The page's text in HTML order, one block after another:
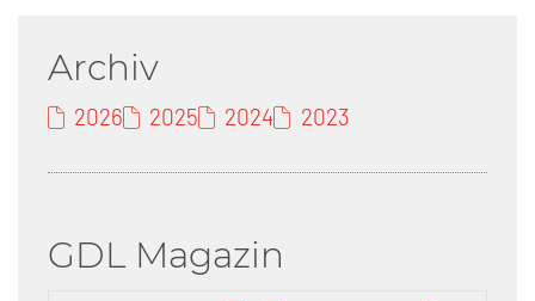
Archiv
2026 2025 2024 2023
GDL Magazin